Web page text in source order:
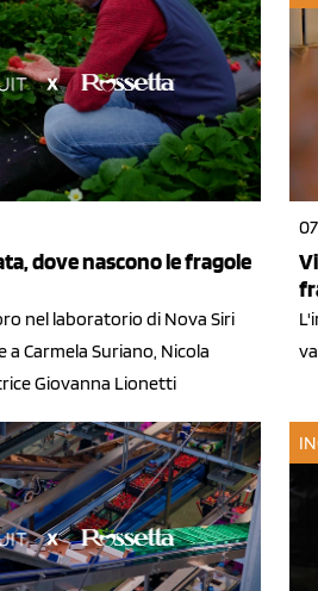
dove nascono le fragole
nel laboratorio di Nova Siri
Carmela Suriano, Nicola
Giovanna Lionetti